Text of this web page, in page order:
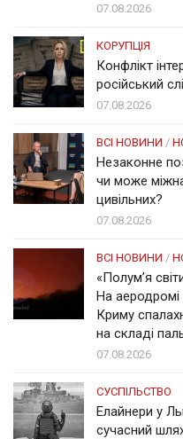
07.08.2026
КОРУПЦІЯ
Конфлікт
російський
07.08.2026
ВСІ НОВИНИ /
Незаконне
чи може
цивільних?
07.08.2026
ВСІ НОВИНИ /
«Полум’я
На аеродромі
Криму
на складі
07.08.2026
СУСПІЛЬСТВО
Елайнери у
сучасний